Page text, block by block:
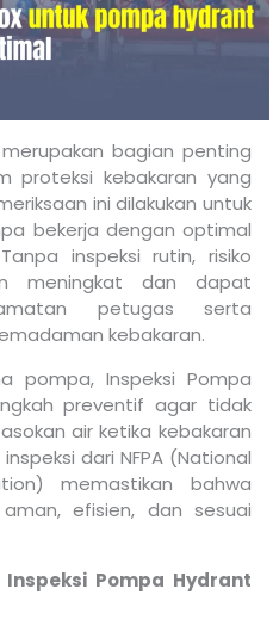
bagian penting
proteksi kebakaran yang
ini dilakukan untuk
bekerja dengan optimal
inspeksi rutin, risiko
meningkat dan dapat
petugas serta
kebakaran.
pompa, Inspeksi Pompa
preventif agar tidak
air ketika kebakaran
dari NFPA (National
memastikan bahwa
efisien, dan sesuai
Pompa Hydrant